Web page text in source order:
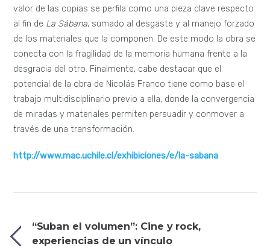
valor de las copias se perfila como una pieza clave respecto
al fin de La Sábana, sumado al desgaste y al manejo forzado
de los materiales que la componen. De este modo la obra se
conecta con la fragilidad de la memoria humana frente a la
desgracia del otro. Finalmente, cabe destacar que el
potencial de la obra de Nicolás Franco tiene como base el
trabajo multidisciplinario previo a ella, donde la convergencia
de miradas y materiales permiten persuadir y conmover a
través de una transformación.
http://www.mac.uchile.cl/exhibiciones/e/la-sabana
“Suban el volumen”: Cine y rock,
experiencias de un vínculo